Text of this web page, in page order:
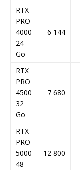
RTX
PRO
4000
24
Go
6 144
RTX
PRO
4500
32
Go
7 680
RTX
PRO
5000
48
12 800